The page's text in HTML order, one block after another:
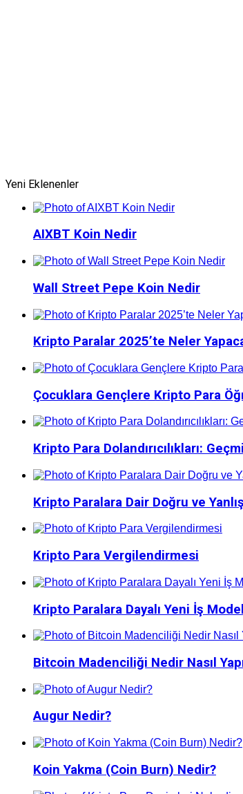
Yeni Eklenenler
AIXBT Koin Nedir
Wall Street Pepe Koin Nedir
Kripto Paralar 2025’te Neler
Çocuklara Gençlere Kripto Para
Kripto Para Dolandırıcılıkları:
Kripto Paralara Dair Doğru ve
Kripto Para Vergilendirmesi
Kripto Paralara Dayalı Yeni İş
Bitcoin Madenciliği Nedir Nasıl
Augur Nedir?
Koin Yakma (Coin Burn) Nedir?